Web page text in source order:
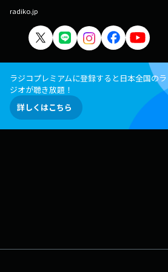
radiko.jp
ラジコプレミアムに登録すると日本全国のラ
ジオが聴き放題！
詳しくはこちら